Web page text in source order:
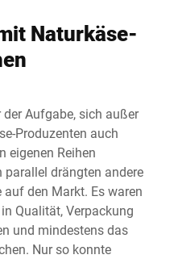
Naturkäse-
Aufgabe, sich außer
Produzenten auch
eigenen Reihen
parallel drängten andere
den Markt. Es waren
Qualität, Verpackung
und mindestens das
Nur so konnte